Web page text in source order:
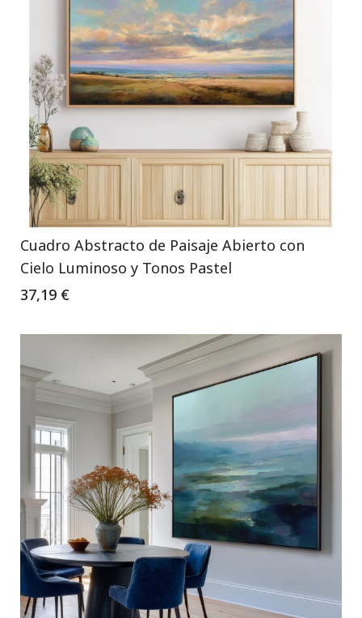
Cuadro Abstracto de Paisaje Abierto con
Cielo Luminoso y Tonos Pastel
37,19 €